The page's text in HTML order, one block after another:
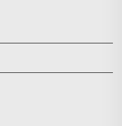
搜寻